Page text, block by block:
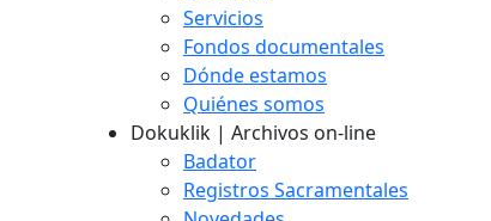
Servicios
Fondos documentales
Dónde estamos
Quiénes somos
Dokuklik | Archivos on-line
Badator
Registros Sacramentales